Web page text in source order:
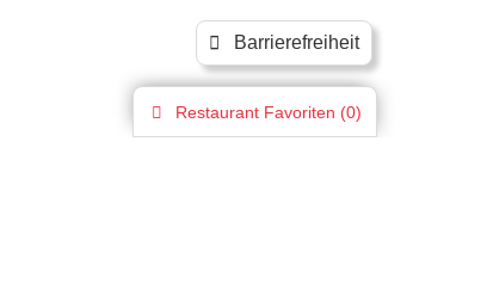
Barrierefreiheit
Restaurant Favoriten (0)